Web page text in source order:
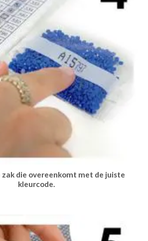
die overeenkomt met de juiste
kleurcode.